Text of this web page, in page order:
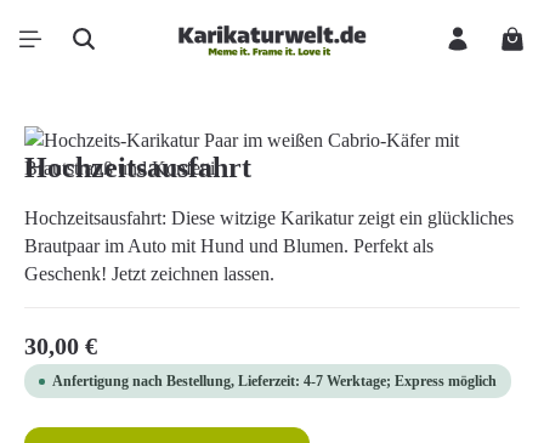
Zum Hauptinhalt springen
Bildergalerie überspringen
Hochzeitsausfahrt
Hochzeitsausfahrt: Diese witzige Karikatur zeigt ein glückliches
Brautpaar im Auto mit Hund und Blumen. Perfekt als
Geschenk! Jetzt zeichnen lassen.
Regulärer Preis:
30,00 €
Anfertigung nach Bestellung, Lieferzeit: 4-7 Werktage; Express möglich